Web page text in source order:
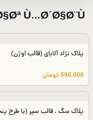
Ù…Ø´Ø§Ø¨Ù‡
پلاک نژاد آلابای (قالب اوژن)
590.000 تومان
پلاک سگ ، قالب سپر (با طرح